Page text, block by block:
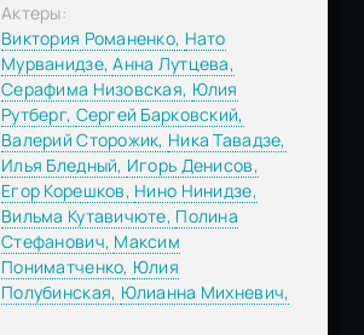
Актеры:
Виктория Романенко, Нато
Мурванидзе,Анна Лутцева,
Серафима Низовская, Юлия
Рутберг, Сергей Барковский,
Валерий Сторожик, Ника Тавадзе,
Илья Бледный, Игорь Денисов,
Егор Корешков, Нино Нинидзе,
Вильма Кутавичюте, Полина
Стефанович, Максим
Пониматченко, Юлия
Полубинская, Юлианна Михневич,